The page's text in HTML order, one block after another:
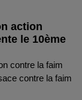
action
le 10ème
contre la faim
contre la faim